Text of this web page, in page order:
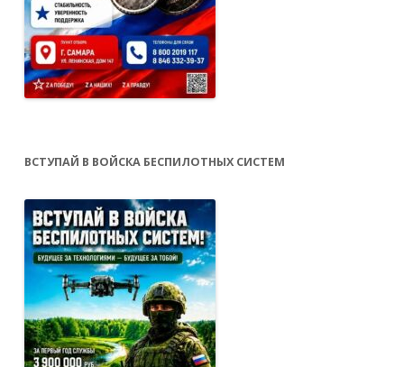
ВСТУПАЙ В ВОЙСКА БЕСПИЛОТНЫХ СИСТЕМ